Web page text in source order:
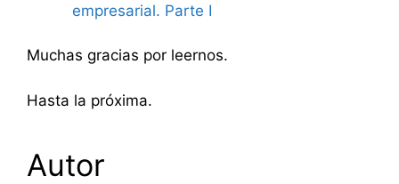
empresarial. Parte I
Muchas gracias por leernos.
Hasta la próxima.
Autor